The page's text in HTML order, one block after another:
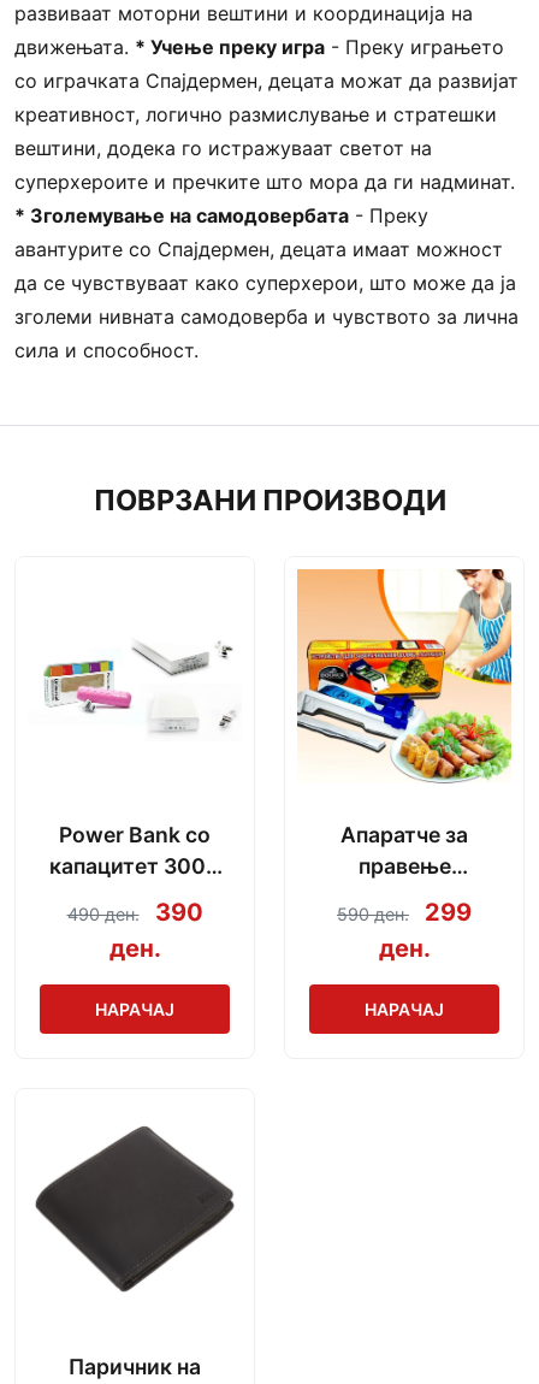
развиваат моторни вештини и координација на
движењата. * Учење преку игра - Преку играњето
со играчката Спајдермен, децата можат да развијат
креативност, логично размислување и стратешки
вештини, додека го истражуваат светот на
суперхероите и пречките што мора да ги надминат.
* Зголемување на самодовербата - Преку
авантурите со Спајдермен, децата имаат можност
да се чувствуваат како суперхерои, што може да ја
зголеми нивната самодоверба и чувството за лична
сила и способност.
ПОВРЗАНИ ПРОИЗВОДИ
Power Bank со
капацитет 3000
mAh + кабел за
полнење
490 ден.
390
ден.
НАРАЧАЈ
Апаратче за
правење
сармички во
неколку секунди
590 ден.
299
ден.
НАРАЧАЈ
Паричник на